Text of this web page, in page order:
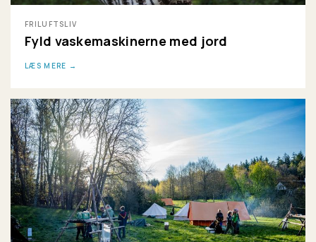
FRILUFTSLIV
Fyld vaskemaskinerne med jord
LÆS MERE